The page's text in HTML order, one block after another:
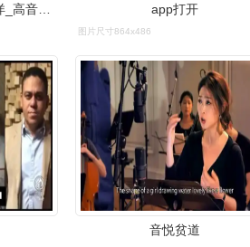
月亮一样美的姑娘_于海洋_高音质在线试听_月亮一样 app打开
图片尺寸864x486
音悦贫道